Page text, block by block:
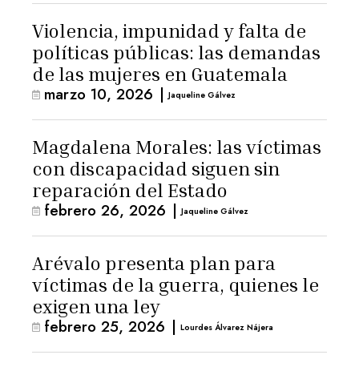
Violencia, impunidad y falta de
políticas públicas: las demandas
de las mujeres en Guatemala
marzo 10, 2026 | Jaqueline Gálvez
Magdalena Morales: las víctimas
con discapacidad siguen sin
reparación del Estado
febrero 26, 2026 | Jaqueline Gálvez
Arévalo presenta plan para
víctimas de la guerra, quienes le
exigen una ley
febrero 25, 2026 | Lourdes Álvarez Nájera